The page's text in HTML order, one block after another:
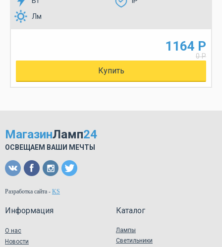
Лм
1164 Р
0 Р
Купить
МагазинЛамп24
ОСВЕЩАЕМ ВАШИ МЕЧТЫ
Разработка сайта - KS
Информация
О нас
Новости
Каталог
Лампы
Светильники